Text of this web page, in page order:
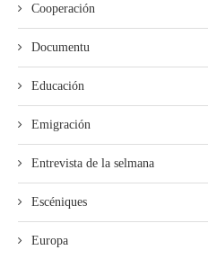
Cooperación
Documentu
Educación
Emigración
Entrevista de la selmana
Escéniques
Europa